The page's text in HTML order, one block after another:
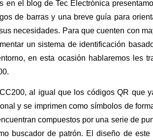
en el blog de Tec Electrónica
de barras y una breve guía para
necesidades. Para que cuenten con
un sistema de identificación
en esta ocasión hablaremos les
al igual que los códigos QR que
y se imprimen como símbolos de
compuestos por una serie de
buscador de patrón. El diseño de este